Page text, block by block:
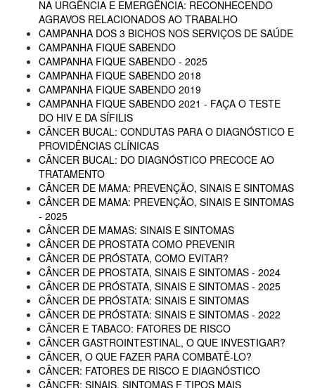
NA URGÊNCIA E EMERGÊNCIA: RECONHECENDO
AGRAVOS RELACIONADOS AO TRABALHO
CAMPANHA DOS 3 BICHOS NOS SERVIÇOS DE SAÚDE
CAMPANHA FIQUE SABENDO
CAMPANHA FIQUE SABENDO - 2025
CAMPANHA FIQUE SABENDO 2018
CAMPANHA FIQUE SABENDO 2019
CAMPANHA FIQUE SABENDO 2021 - FAÇA O TESTE
DO HIV E DA SÍFILIS
CÂNCER BUCAL: CONDUTAS PARA O DIAGNÓSTICO E
PROVIDÊNCIAS CLÍNICAS
CÂNCER BUCAL: DO DIAGNÓSTICO PRECOCE AO
TRATAMENTO
CÂNCER DE MAMA: PREVENÇÃO, SINAIS E SINTOMAS
CÂNCER DE MAMA: PREVENÇÃO, SINAIS E SINTOMAS
- 2025
CÂNCER DE MAMAS: SINAIS E SINTOMAS
CÂNCER DE PROSTATA COMO PREVENIR
CÂNCER DE PRÓSTATA, COMO EVITAR?
CÂNCER DE PROSTATA, SINAIS E SINTOMAS - 2024
CÂNCER DE PRÓSTATA, SINAIS E SINTOMAS - 2025
CÂNCER DE PRÓSTATA: SINAIS E SINTOMAS
CÂNCER DE PRÓSTATA: SINAIS E SINTOMAS - 2022
CÂNCER E TABACO: FATORES DE RISCO
CÂNCER GASTROINTESTINAL, O QUE INVESTIGAR?
CÂNCER, O QUE FAZER PARA COMBATÊ-LO?
CÂNCER: FATORES DE RISCO E DIAGNÓSTICO
CÂNCER: SINAIS, SINTOMAS E TIPOS MAIS